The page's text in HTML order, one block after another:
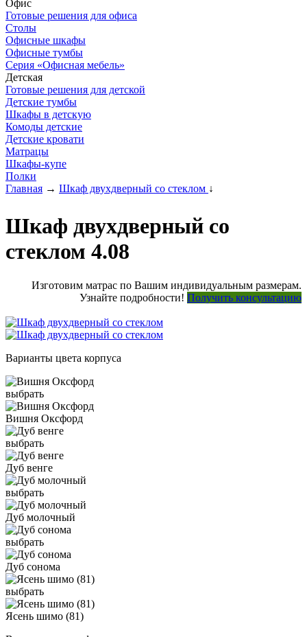
Офис
Готовые решения для офиса
Столы
Офисные шкафы
Офисные тумбы
Серия «Офисная мебель»
Детская
Готовые решения для детской
Детские тумбы
Шкафы в детскую
Комоды детские
Детские кровати
Матрацы
Шкафы-купе
Полки
Главная → Шкаф двухдверный со стеклом ↓
Шкаф двухдверный со
стеклом 4.08
Изготовим матрас по Вашим индивидуальным размерам.
Узнайте подробности! Получить консультацию
Варианты цвета корпуса
выбрать
Вишня Оксфорд
выбрать
Дуб венге
выбрать
Дуб молочный
выбрать
Дуб сонома
выбрать
Ясень шимо (81)